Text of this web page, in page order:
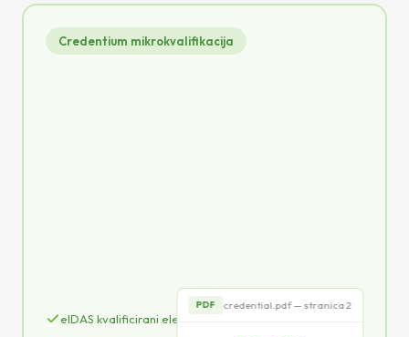
Credentium mikrokvalifikacija
PDF credential.pdf — stranica 2
eIDAS kvalificirani elektronički pečat (qSeal)